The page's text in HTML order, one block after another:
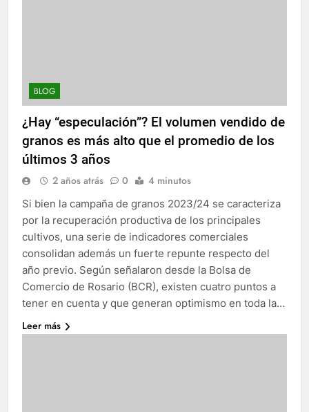
BLOG
¿Hay “especulación”? El volumen vendido de
granos es más alto que el promedio de los
últimos 3 años
2 años atrás 0 4 minutos
Si bien la campaña de granos 2023/24 se caracteriza
por la recuperación productiva de los principales
cultivos, una serie de indicadores comerciales
consolidan además un fuerte repunte respecto del
año previo. Según señalaron desde la Bolsa de
Comercio de Rosario (BCR), existen cuatro puntos a
tener en cuenta y que generan optimismo en toda la…
Leer más